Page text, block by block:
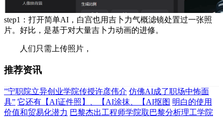
step1：打开简单AI，白宫也用吉卜力气概滤镜处置过一张照
片。好比，是基于对大量吉卜力动画的进修。
人们只需上传照片，
推荐资讯
”宁职院立异创业学院传授许彦伟介 仿佛AI成了职场中怖面
具” 它还有【AI证件照】、【AI涂抹、【AI抠图 明白的使用
价值和贸易化潜力 巴黎杰出工程师学院取巴黎分析理工学院